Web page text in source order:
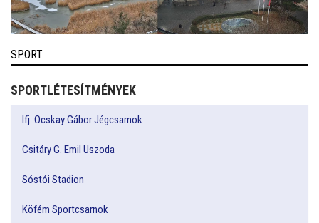
SPORT
SPORTLÉTESÍTMÉNYEK
Ifj. Ocskay Gábor Jégcsarnok
Csitáry G. Emil Uszoda
Sóstói Stadion
Köfém Sportcsarnok